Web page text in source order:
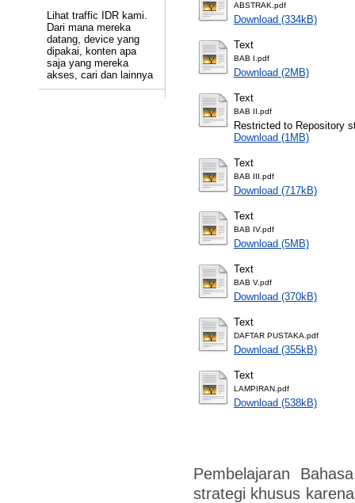
Lihat traffic IDR kami.
Dari mana mereka
datang, device yang
dipakai, konten apa
saja yang mereka
akses, cari dan lainnya
ABSTRAK.pdf
Download (334kB)
Text
BAB I.pdf
Download (2MB)
Text
BAB II.pdf
Restricted to Repository
Download (1MB)
Text
BAB III.pdf
Download (717kB)
Text
BAB IV.pdf
Download (5MB)
Text
BAB V.pdf
Download (370kB)
Text
DAFTAR PUSTAKA.pdf
Download (355kB)
Text
LAMPIRAN.pdf
Download (538kB)
Pembelajaran
strategi khusus